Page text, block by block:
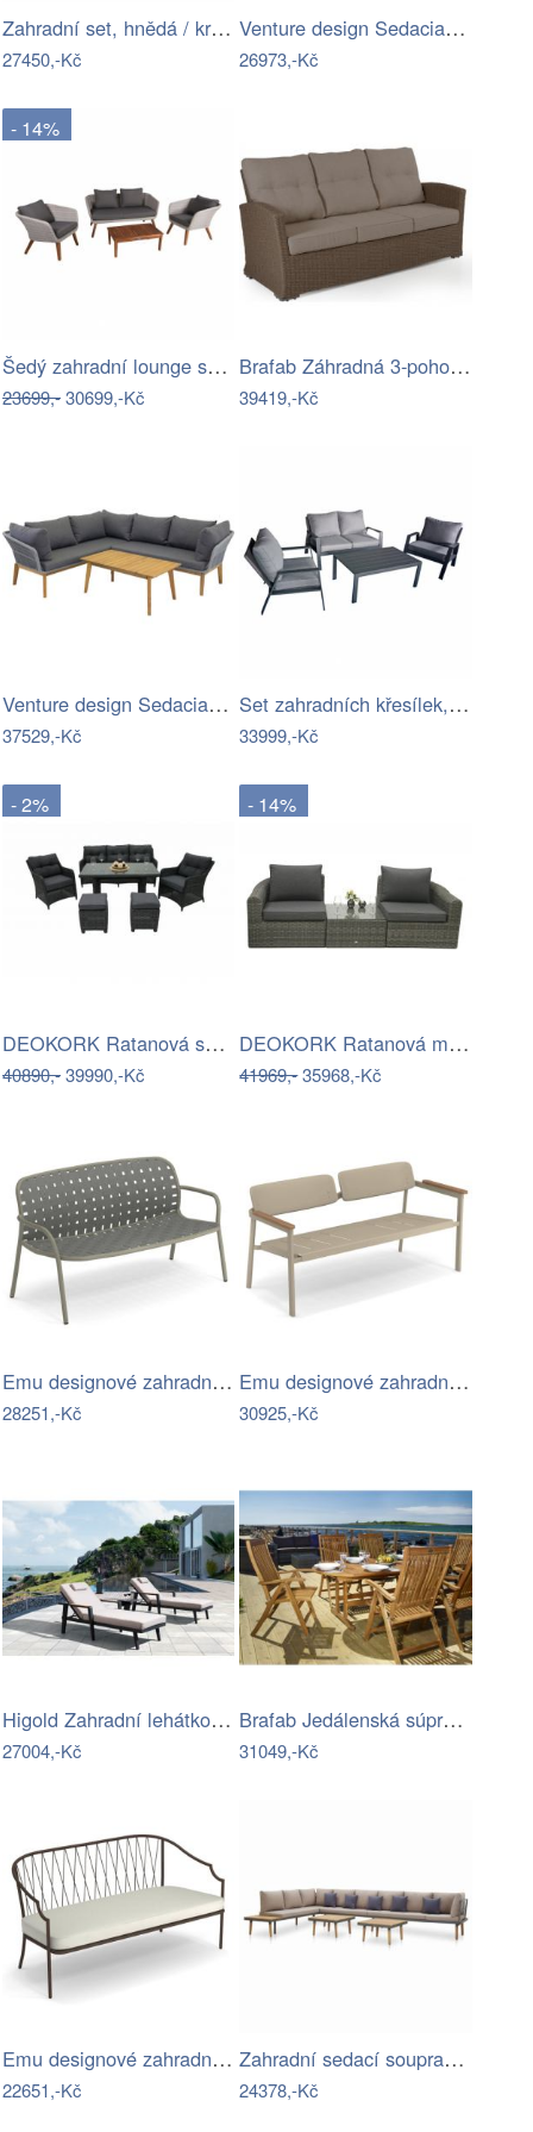
Zahradní set, hnědá / krémová, STARK…
27450,-Kč
Venture design Sedacia súprava…
26973,-Kč
- 14%
Šedý zahradní lounge set Arona – Garden…
23699,-30699,-Kč
Brafab Záhradná 3-pohovka ASHFIELD Mdum
39419,-Kč
Venture design Sedacia súprava šedá…
37529,-Kč
Set zahradních křesílek, pohovky a…
33999,-Kč
- 2%
DEOKORK Ratanová sestava PAOLA antracit…
40890,-39990,-Kč
- 14%
DEOKORK Ratanová modulová sestava…
41969,-35968,-Kč
Emu designové zahradní sedačky Yard Sofa
28251,-Kč
Emu designové zahradní sedačky Shine…
30925,-Kč
Higold Zahradní lehátko HIGOLD - Emoti…
27004,-Kč
Brafab Jedálenská súprava EVERTON Mdum
31049,-Kč
Emu designové zahradní sedačky Como Sofa
22651,-Kč
Zahradní sedací souprava akáciové dřevo…
24378,-Kč